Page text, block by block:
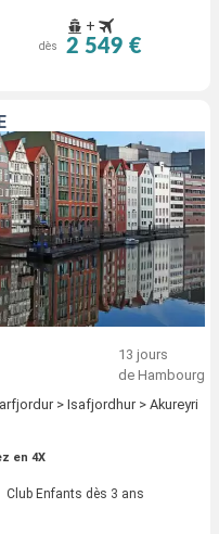
+
dès 2 549 €
13 jours
de Hambourg
> Isafjordhur > Akureyri
en 4X
Club Enfants dès 3 ans